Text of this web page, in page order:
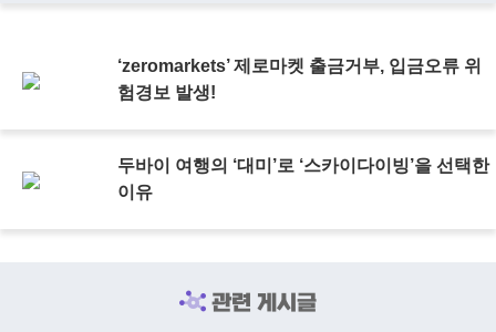
‘zeromarkets’ 제로마켓 출금거부, 입금오류 위
험경보 발생!
두바이 여행의 ‘대미’로 ‘스카이다이빙’을 선택한
이유
관련 게시글